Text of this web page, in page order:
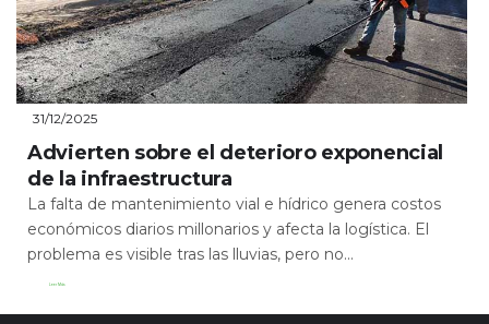
31/12/2025
Advierten sobre el deterioro exponencial
de la infraestructura
La falta de mantenimiento vial e hídrico genera costos
económicos diarios millonarios y afecta la logística. El
problema es visible tras las lluvias, pero no...
Leer Más